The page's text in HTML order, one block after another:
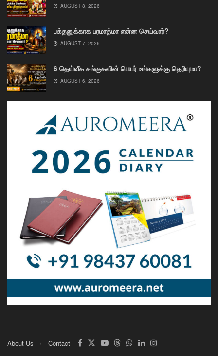
AUGUST 8, 2026
பக்தனுக்காக பரமாத்மா என்ன செய்வார்?
AUGUST 7, 2026
6 தெய்வீக சங்குகளின் பெயர் உங்களுக்கு தெரியுமா?
AUGUST 6, 2026
About Us Contact